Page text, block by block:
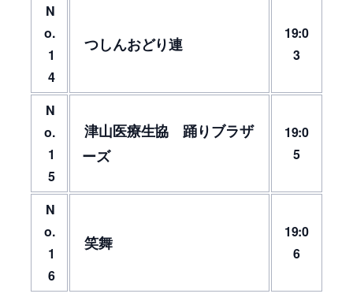
N
o.
1
4
つしんおどり連
19:0
3
N
o.
1
5
津山医療生協 踊りブラザ
ーズ
19:0
5
N
o.
1
6
笑舞
19:0
6